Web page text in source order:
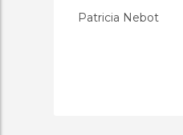
Patricia Nebot